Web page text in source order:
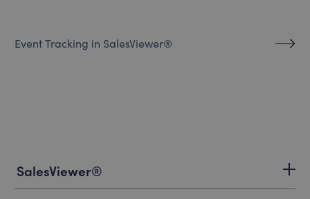
Event Tracking in SalesViewer®
SalesViewer®